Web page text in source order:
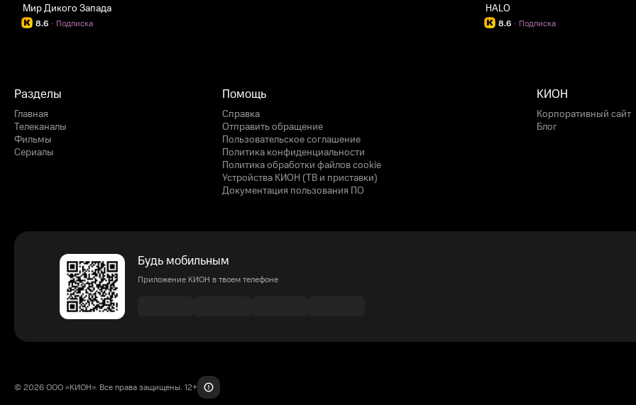
Мир Дикого Запада
8.6 Подписка
·
HALO
8.6 Подписка
·
Разделы
Главная
Телеканалы
Фильмы
Сериалы
Помощь
Справка
Отправить обращение
Пользовательское соглашение
Политика конфиденциальности
Политика обработки файлов cookie
Устройства КИОН (ТВ и приставки)
Документация пользования ПО
КИОН
Корпоративный сайт
Блог
Будь мобильным
Приложение КИОН в твоем телефоне
© 2026 ООО «КИОН». Все права защищены. 12+